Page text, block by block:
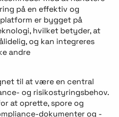
på en effektiv og
er bygget på
hvilket betyder, at
og kan integreres
andre
til at være en central
og risikostyringsbehov.
at oprette, spore og
dokumenter og -